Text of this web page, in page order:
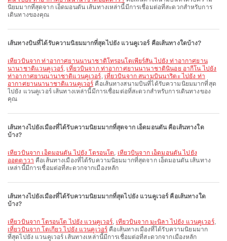
นิยมมากที่สุดจาก เอ็ดมอนตัน เส้นทางเหล่านี้มีการเชื่อมต่อที่สะดวกสำหรับการ
เดินทางของคุณ
เส้นทางบินที่ได้รับความนิยมมากที่สุดไปยัง แวนคูเวอร์ คือเส้นทางใดบ้าง?
เที่ยวบินจาก ท่าอากาศยานนานาชาติโทรอนโตเพียร์สัน ไปยัง ท่าอากาศยาน
นานาชาติแวนคูเวอร์, เที่ยวบินจาก ท่าอากาศยานนานาชาตินินอย อากีโน ไปยัง
ท่าอากาศยานนานาชาติแวนคูเวอร์, เที่ยวบินจาก สนามบินนาริตะ ไปยัง ท่า
อากาศยานนานาชาติแวนคูเวอร์ คือเส้นทางสนามบินที่ได้รับความนิยมมากที่สุด
ไปยัง แวนคูเวอร์ เส้นทางเหล่านี้มีการเชื่อมต่อที่สะดวกสำหรับการเดินทางของ
คุณ
เส้นทางไปยังเมืองที่ได้รับความนิยมมากที่สุดจาก เอ็ดมอนตัน คือเส้นทางใด
บ้าง?
เที่ยวบินจาก เอ็ดมอนตัน ไปยัง โตรอนโต, เที่ยวบินจาก เอ็ดมอนตัน ไปยัง
ออตตาวา คือเส้นทางเมืองที่ได้รับความนิยมมากที่สุดจาก เอ็ดมอนตัน เส้นทาง
เหล่านี้มีการเชื่อมต่อที่สะดวกจากเมืองหลัก
เส้นทางไปยังเมืองที่ได้รับความนิยมมากที่สุดไปยัง แวนคูเวอร์ คือเส้นทางใด
บ้าง?
เที่ยวบินจาก โตรอนโต ไปยัง แวนคูเวอร์, เที่ยวบินจาก มะนิลา ไปยัง แวนคูเวอร์,
เที่ยวบินจาก โตเกียว ไปยัง แวนคูเวอร์ คือเส้นทางเมืองที่ได้รับความนิยมมาก
ที่สุดไปยัง แวนคูเวอร์ เส้นทางเหล่านี้มีการเชื่อมต่อที่สะดวกจากเมืองหลัก